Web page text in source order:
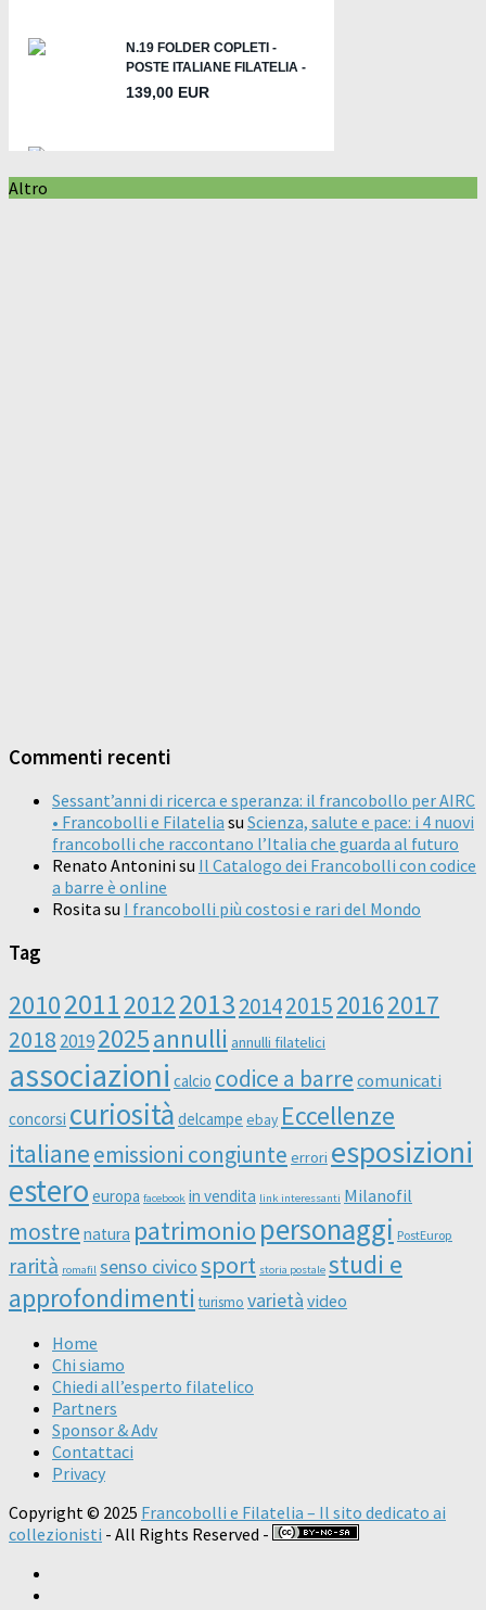
Altro
Commenti recenti
Sessant’anni di ricerca e speranza: il francobollo per AIRC
• Francobolli e Filatelia su Scienza, salute e pace: i 4 nuovi
francobolli che raccontano l’Italia che guarda al futuro
Renato Antonini su Il Catalogo dei Francobolli con codice
a barre è online
Rosita su I francobolli più costosi e rari del Mondo
Tag
20102011201220132014201520162017
2018 20192025annulli annulli filatelici
associazioni calcio codice a barre comunicati
concorsi curiosità delcampe ebay Eccellenze
italianeemissioni congiunte errori esposizioni
estero europa facebook in vendita link interessanti Milanofil
mostre natura patrimonio personaggi PostEurop
rarità romafil senso civicosport storia postale studi e
approfondimenti turismo varietà video
Home
Chi siamo
Chiedi all’esperto filatelico
Partners
Sponsor & Adv
Contattaci
Privacy
Copyright © 2025 Francobolli e Filatelia – Il sito dedicato ai
collezionisti - All Rights Reserved -